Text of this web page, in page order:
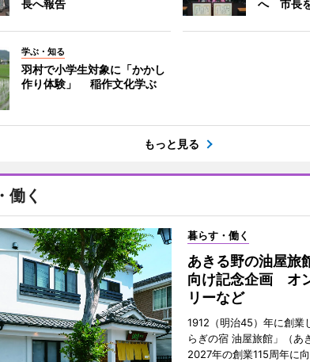
長へ報告 へ 市長
学ぶ・知る
羽村で小学生対象に「かかし
作り体験」 稲作文化学ぶ
もっと見る
働く
暮らす・働く
あきる野の油屋旅
向け記念企画 オ
リーなど
1912（明治45）年に創業
らぎの宿 油屋旅館」（あ
2027年の創業115周年に